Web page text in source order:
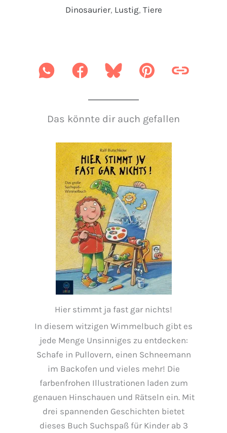
Dinosaurier, Lustig, Tiere
Das könnte dir auch gefallen
Hier stimmt ja fast gar nichts!
In diesem witzigen Wimmelbuch gibt es
jede Menge Unsinniges zu entdecken:
Schafe in Pullovern, einen Schneemann
im Backofen und vieles mehr! Die
farbenfrohen Illustrationen laden zum
genauen Hinschauen und Rätseln ein. Mit
drei spannenden Geschichten bietet
dieses Buch Suchspaß für Kinder ab 3